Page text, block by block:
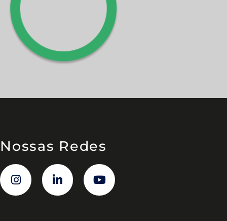
Nossas Redes